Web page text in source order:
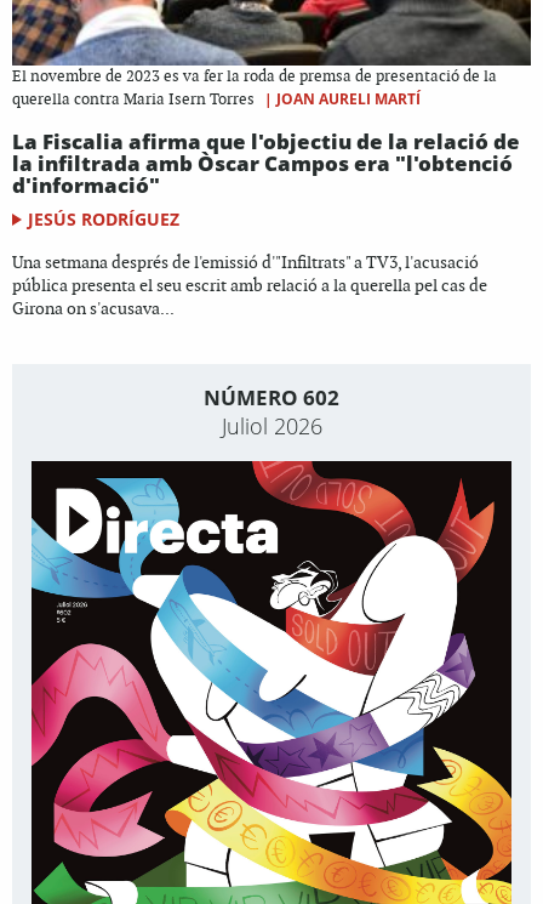
El novembre de 2023 es va fer la roda de premsa de presentació de la
querella contra Maria Isern Torres
| JOAN AURELI MARTÍ
La Fiscalia afirma que l'objectiu de la relació de
la infiltrada amb Òscar Campos era "l'obtenció
d'informació"
JESÚS RODRÍGUEZ
Una setmana després de l'emissió d'"Infiltrats" a TV3, l'acusació
pública presenta el seu escrit amb relació a la querella pel cas de
Girona on s'acusava...
NÚMERO 602
Juliol 2026